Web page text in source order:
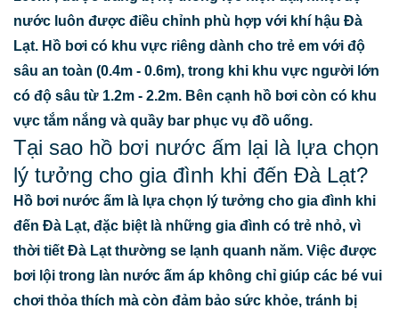
nước luôn được điều chỉnh phù hợp với khí hậu Đà
Lạt. Hồ bơi có khu vực riêng dành cho trẻ em với độ
sâu an toàn (0.4m - 0.6m), trong khi khu vực người lớn
có độ sâu từ 1.2m - 2.2m. Bên cạnh hồ bơi còn có khu
vực tắm nắng và quầy bar phục vụ đồ uống.
Tại sao hồ bơi nước ấm lại là lựa chọn
lý tưởng cho gia đình khi đến Đà Lạt?
Hồ bơi nước ấm là lựa chọn lý tưởng cho gia đình khi
đến Đà Lạt, đặc biệt là những gia đình có trẻ nhỏ, vì
thời tiết Đà Lạt thường se lạnh quanh năm. Việc được
bơi lội trong làn nước ấm áp không chỉ giúp các bé vui
chơi thỏa thích mà còn đảm bảo sức khỏe, tránh bị